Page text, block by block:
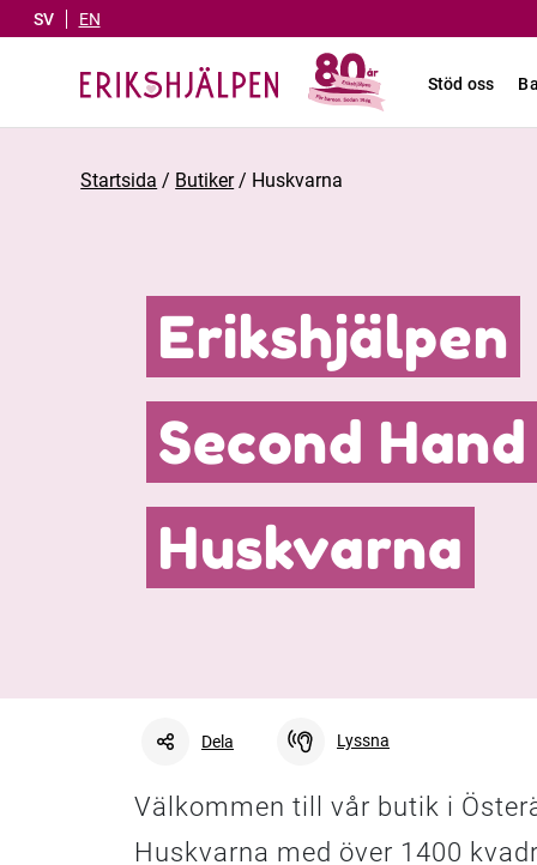
SV EN
Stöd oss
Startsida / Butiker/ Huskvarna
Erikshjälpen
Second Hand
Huskvarna
Lyssna
Dela
Välkommen till vår butik i
Huskvarna med över 1400